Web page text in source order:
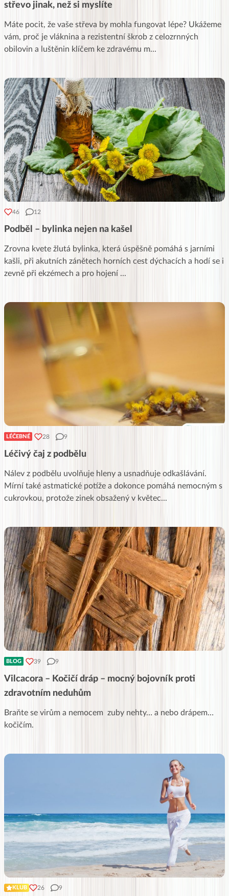
střevo jinak, než si myslíte
Máte pocit, že vaše střeva by mohla fungovat lépe? Ukážeme
vám, proč je vláknina a rezistentní škrob z celozrnných
obilovin a luštěnin klíčem ke zdravému m...
46 12
Podběl – bylinka nejen na kašel
Zrovna kvete žlutá bylinka, která úspěšně pomáhá s jarními
kašli, při akutních zánětech horních cest dýchacích a hodí se i
zevně při ekzémech a pro hojení ...
LÉČEBNÉ 28 9
Léčivý čaj z podbělu
Nálev z podbělu uvolňuje hleny a usnadňuje odkašlávání.
Mírní také astmatické potíže a dokonce pomáhá nemocným s
cukrovkou, protože zinek obsažený v květec...
BLOG 39 9
Vilcacora – Kočičí dráp – mocný bojovník proti
zdravotním neduhům
Braňte se virům a nemocem zuby nehty… a nebo drápem…
kočičím.
KLUB 26 9